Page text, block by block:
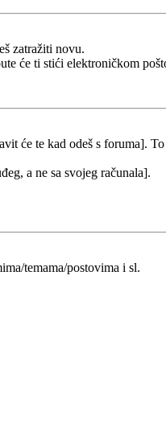
zatražiti novu.
će ti stići elektroničkom
će te kad odeš s foruma].
a ne sa svojeg računala].
temama/postovima i sl.